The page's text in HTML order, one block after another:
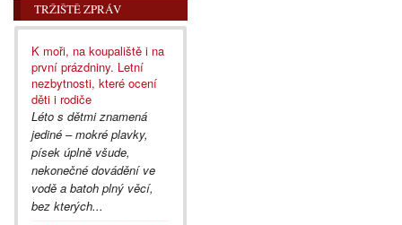
TRŽIŠTĚ ZPRÁV
K moři, na koupaliště i na
první prázdniny. Letní
nezbytnosti, které ocení
děti i rodiče
Léto s dětmi znamená
jediné – mokré plavky,
písek úplně všude,
nekonečné dovádění ve
vodě a batoh plný věcí,
bez kterých...